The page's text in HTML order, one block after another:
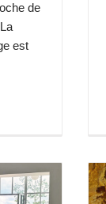
de
est